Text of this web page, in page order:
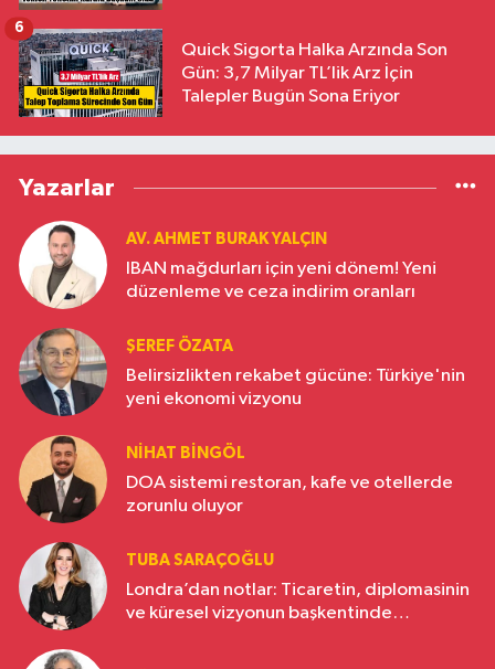
Quick Sigorta Halka Arzında Son
Gün: 3,7 Milyar TL’lik Arz İçin
Talepler Bugün Sona Eriyor
6
Yazarlar
AV. AHMET BURAK YALÇIN
IBAN mağdurları için yeni dönem! Yeni
düzenleme ve ceza indirim oranları
ŞEREF ÖZATA
Belirsizlikten rekabet gücüne: Türkiye'nin
yeni ekonomi vizyonu
NIHAT BINGÖL
DOA sistemi restoran, kafe ve otellerde
zorunlu oluyor
TUBA SARAÇOĞLU
Londra’dan notlar: Ticaretin, diplomasinin
ve küresel vizyonun başkentinde